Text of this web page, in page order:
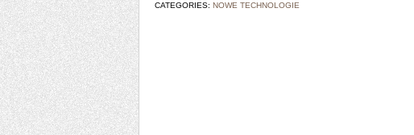
CATEGORIES: NOWE TECHNOLOGIE